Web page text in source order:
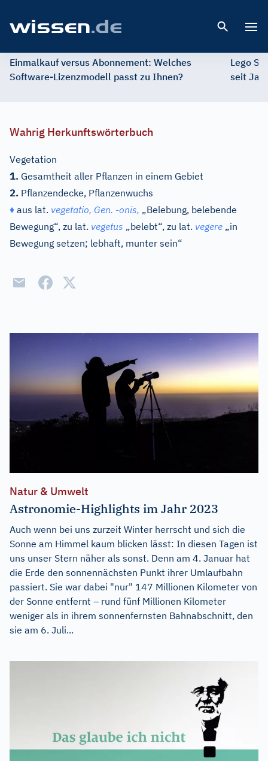
Einmalkauf versus Abonnement: Welches
Software-Lizenzmodell passt zu Ihnen?
Lego
seit
Wahrig Herkunftswörterbuch
Vegetation
1. Gesamtheit aller Pflanzen in einem Gebiet
2. Pflanzendecke, Pflanzenwuchs
♦ aus lat. vegetatio, Gen. -onis, „Belebung, belebende
Bewegung“, zu lat. vegetus „belebt“, zu lat. vegere „in
Bewegung setzen; lebhaft, munter sein“
Natur & Umwelt
Astronomie-Highlights im Jahr 2023
Auch wenn bei uns zurzeit Winter herrscht und sich die
Sonne am Himmel kaum blicken lässt: In diesen Tagen ist
uns unser Stern näher als sonst. Denn am 4. Januar hat
die Erde den sonnennächsten Punkt ihrer Umlaufbahn
passiert. Sie war dabei "nur" 147 Millionen Kilometer von
der Sonne entfernt – rund fünf Millionen Kilometer
weniger als in ihrem sonnenfernsten Bahnabschnitt, den
sie am 6. Juli...